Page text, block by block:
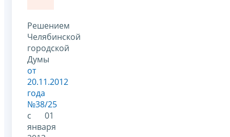
Решением
Челябинской
городской
Думы
от
20.11.2012
года
№38/25
с 01
января